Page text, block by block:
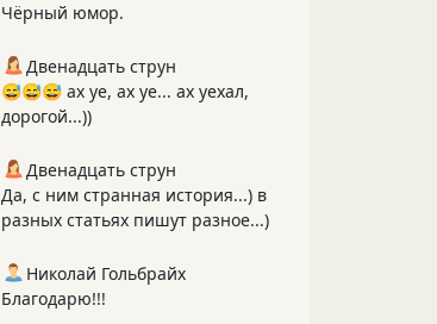
Чёрный юмор.
Двенадцать струн
😅😅😅 ах уе, ах уе... ах уехал,
дорогой...))
Двенадцать струн
Да, с ним странная история...) в
разных статьях пишут разное...)
Николай Гольбрайх
Благодарю!!!